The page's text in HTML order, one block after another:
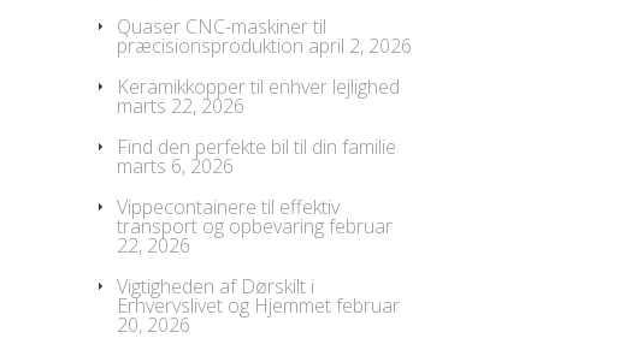
Quaser CNC-maskiner til
præcisionsproduktion april 2, 2026
Keramikkopper til enhver lejlighed
marts 22, 2026
Find den perfekte bil til din familie
marts 6, 2026
Vippecontainere til effektiv
transport og opbevaringfebruar
22, 2026
Vigtigheden af Dørskilt i
Erhvervslivet og Hjemmetfebruar
20, 2026